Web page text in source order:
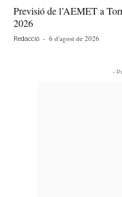
Previsió de l’AEMET a
2026
Redacció - 6 d'agost de 2026
-